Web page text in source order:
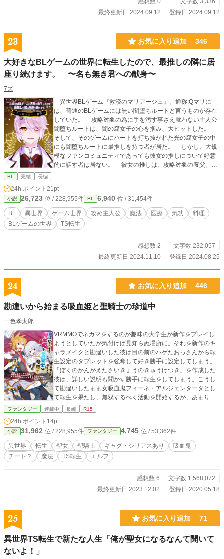
感想数 0
文字数 3,336
最終更新日 2024.09.12
登録日 2024.09.12
23 お気に入り追加 346
大好きなBLゲームの世界に転生したので、最推しの隣に居
座り続けます。 〜名も無き君への献身〜
7ズ
異世界BLゲーム『救済のマリアージュ』。通称:Qマリに
は、普通のBLゲームには無い闇堕ちルートと言うものが存在
していた。 攻略対象の為に手を汚す事さえ厭わない主人公
闇堕ちルートは、闇の腐女子の心を掴み、大ヒットした。
そして、そのゲームにハートを打ち抜かれた光の腐女子の中
にも闇堕ちルートに最推しを持つ者が居た。 しかし、大規
模なファンコミュニティであっても彼女の推しについて好意
的に話す者は居ない。 彼女の推しは、攻略対象の養父。ろ
でも死の運命が確約されている名も無きキャラクターへ異常
な執着と愛情をたった一人で注いでいる孤独な彼女。 ある
日、眠りから目覚めたら、彼女はQマリの世界へ幼い少年の
姿で転生してしまった。 異常な執着と愛情を現実へと持ち
出した彼女は、最推しである養父の設定に秘められた真実を
なまでに一途な男(in腐女子)×名無しの訳あり飲兵衛
BL 完結 長編
24h.ポイント 21pt
小説 26,723 位 / 228,955件 BL 6,940 位 / 31,454件
BL 異世界 ゲーム世界 攻め主人公 魔法 医療 気功
料理
BLゲームの世界
TS転生
感想数 2
文字数 232,057
最終更新日 2024.11.10
登録日 2024.08.25
24 お気に入り追加 446
勘違いから始まる吸血姫と聖騎士の珍道中
一色孝太郎
VRMMOでネカマをするのが趣味の大学生が新作をプレイし
ようとしていたが気付けば見知らぬ場所に。それを新作のキ
ャラメイクと勘違いした彼は目の前のハゲたおっさんから転
生設定のタブレットを強奪して好き勝手に設定してしまう。
「ぼくのかんがえたさいきょうのきゅうけつき」を作成した
彼は、詳しい説明も聞かず勝手に転生をしてしまう。こうし
て勘違いしたまま女吸血鬼フィーネ・アルジェンタータとし
て転生を果たし、無双するべく活動を開始するが、あまりに
滅茶苦茶な設定をしたせいで誰からも吸血鬼だと信じてもら
を数奇な運命へと導いていく。 No とは言えない日本人気
質、それなりに善良、そしてゲームの世界と侮って安易な選
択を取った彼女(？)が流れ着いた先に見るものとは……？ ※
小説家になろう様、カクヨム様にも同時投稿しております ※
2021/05/09 タイトルを修正しました
ファンタジー 連載中 長編 R15
24h.ポイント 14pt
小説 31,962 位 / 228,955件 ファンタジー 4,745 位 / 53,362件
異世界 転生 聖女 聖騎士 ギャグ・シリアスあり
吸血鬼
チート？
魔法 TS転生 エルフ
感想数 6
文字数 1,568,072
最終更新日 2023.12.02
登録日 2020.05.18
25 お気に入り追加 71
異世界TS転生で新たな人生「俺が聖女になるなんて聞いて
ないよ！」